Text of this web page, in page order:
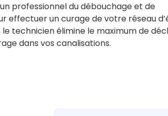
professionnel du débouchage et de
effectuer un curage de votre réseau
technicien élimine le maximum de
dans vos canalisations.